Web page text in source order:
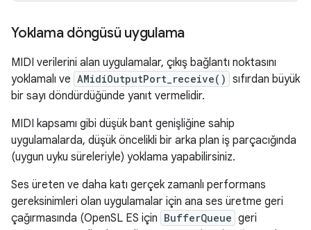
Yoklama döngüsü uygulama
MIDI verilerini alan uygulamalar, çıkış bağlantı noktasını
yoklamalı ve AMidiOutputPort_receive() sıfırdan büyük
bir sayı döndürdüğünde yanıt vermelidir.
MIDI kapsamı gibi düşük bant genişliğine sahip
uygulamalarda, düşük öncelikli bir arka plan iş parçacığında
(uygun uyku süreleriyle) yoklama yapabilirsiniz.
Ses üreten ve daha katı gerçek zamanlı performans
gereksinimleri olan uygulamalar için ana ses üretme geri
çağırmasında (OpenSL ES için BufferQueue geri